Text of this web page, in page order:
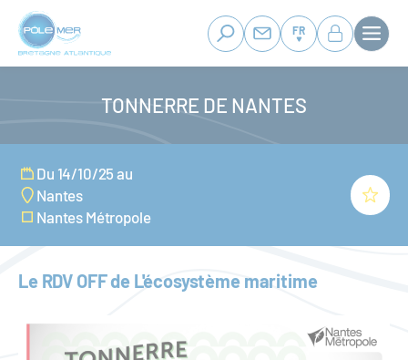
Panneau de gestion des cookies
Aller
contenu
FR
TONNERRE DE NANTES
Du 14/10/25 au
Nantes
Nantes Métropole
Le RDV OFF de L'écosystème maritime